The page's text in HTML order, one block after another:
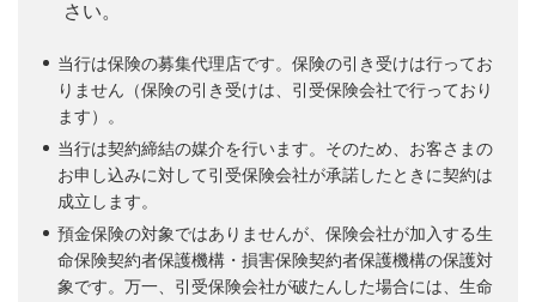
さい。
当行は保険の募集代理店です。保険の引き受けは行ってお
りません（保険の引き受けは、引受保険会社で行っており
ます）。
当行は契約締結の媒介を行います。そのため、お客さまの
お申し込みに対して引受保険会社が承諾したときに契約は
成立します。
預金保険の対象ではありませんが、保険会社が加入する生
命保険契約者保護機構・損害保険契約者保護機構の保護対
象です。万一、引受保険会社が破たんした場合には、生命